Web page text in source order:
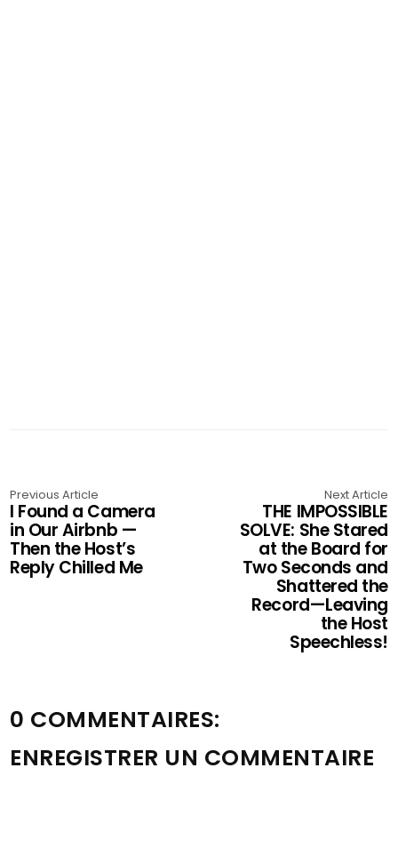
Previous Article
I Found a Camera
in Our Airbnb —
Then the Host’s
Reply Chilled Me
Next Article
THE IMPOSSIBLE
SOLVE: She Stared
at the Board for
Two Seconds and
Shattered the
Record—Leaving
the Host
Speechless!
0 COMMENTAIRES:
ENREGISTRER UN COMMENTAIRE